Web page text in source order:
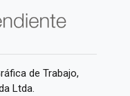
de Trabajo,
Ltda.